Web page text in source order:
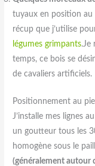
tuyaux en position au
récup que j’utilise
légumes grimpants.Je
temps, ce bois se
de cavaliers artificiels.
Positionnement au
J’installe mes lignes
un goutteur tous les
homogène sous le
(généralement autour